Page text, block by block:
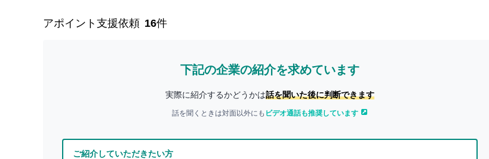
アポイント支援依頼 16件
下記の企業の紹介を求めています
実際に紹介するかどうかは話を聞いた後に判断できます
話を聞くときは対面以外にも ビデオ通話も推奨しています
ご紹介していただきたい方